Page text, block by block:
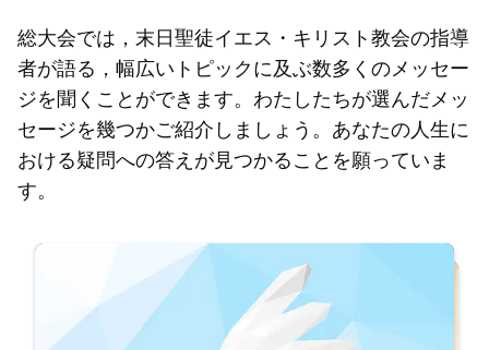
総大会では，末日聖徒イエス・キリスト教会の指導
者が語る，幅広いトピックに及ぶ数多くのメッセー
ジを聞くことができます。わたしたちが選んだメッ
セージを幾つかご紹介しましょう。あなたの人生に
おける疑問への答えが見つかることを願っていま
す。